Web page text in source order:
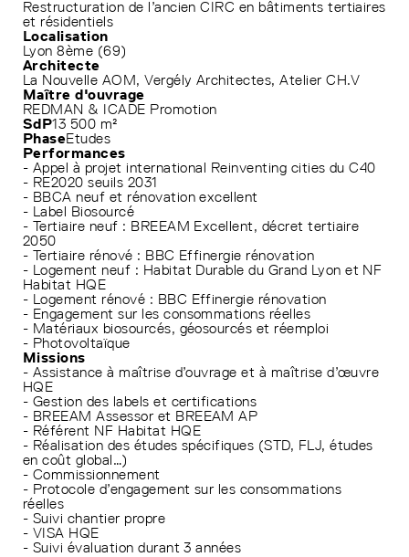
Restructuration de l’ancien CIRC en bâtiments tertiaires
et résidentiels
Localisation
Lyon 8ème (69)
Architecte
La Nouvelle AOM, Vergély Architectes, Atelier CH.V
Maître d'ouvrage
REDMAN & ICADE Promotion
SdP13 500 m²
PhaseEtudes
Performances
- Appel à projet international Reinventing cities du C40
- RE2020 seuils 2031
- BBCA neuf et rénovation excellent
- Label Biosourcé
- Tertiaire neuf : BREEAM Excellent, décret tertiaire
2050
- Tertiaire rénové : BBC Effinergie rénovation
- Logement neuf : Habitat Durable du Grand Lyon et NF
Habitat HQE
- Logement rénové : BBC Effinergie rénovation
- Engagement sur les consommations réelles
- Matériaux biosourcés, géosourcés et réemploi
- Photovoltaïque
Missions
- Assistance à maîtrise d’ouvrage et à maîtrise d’œuvre
HQE
- Gestion des labels et certifications
- BREEAM Assessor et BREEAM AP
- Référent NF Habitat HQE
- Réalisation des études spécifiques (STD, FLJ, études
en coût global…)
- Commissionnement
- Protocole d’engagement sur les consommations
réelles
- Suivi chantier propre
- VISA HQE
- Suivi évaluation durant 3 années